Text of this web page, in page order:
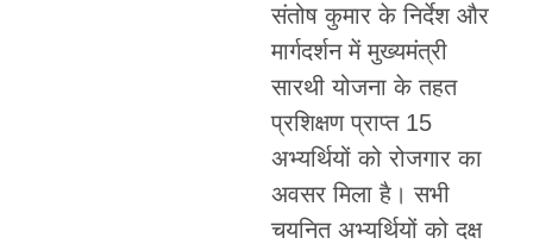
संतोष कुमार के निर्देश और
मार्गदर्शन में मुख्यमंत्री
सारथी योजना के तहत
प्रशिक्षण प्राप्त 15
अभ्यर्थियों को रोजगार का
अवसर मिला है। सभी
चयनित अभ्यर्थियों को दक्ष